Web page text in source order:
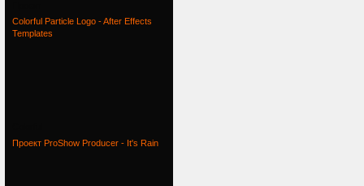
Colorful Particle Logo - After Effects
Templates
Проект ProShow Producer - It's Rain